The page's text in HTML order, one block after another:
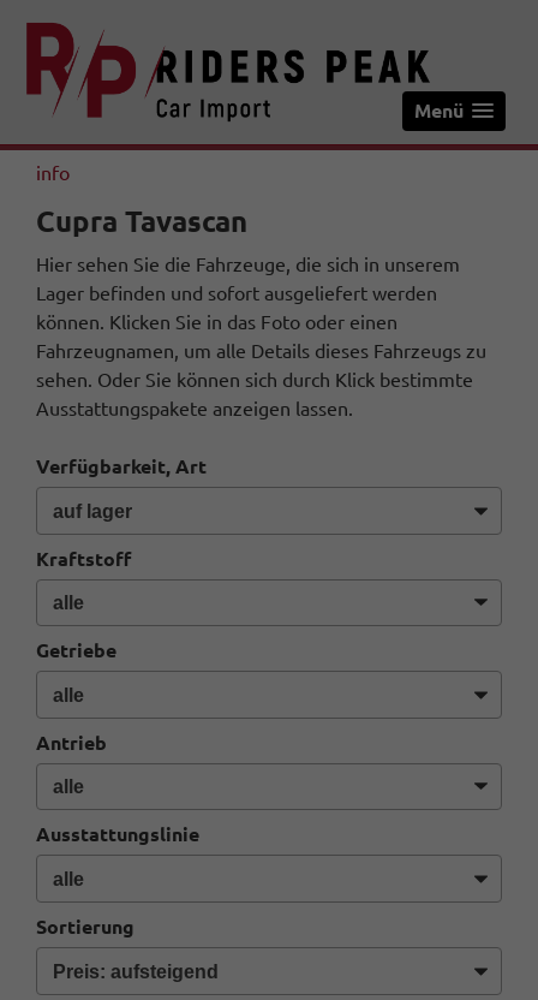
Menü
info
Cupra Tavascan
Hier sehen Sie die Fahrzeuge, die sich in unserem
Lager befinden und sofort ausgeliefert werden
können. Klicken Sie in das Foto oder einen
Fahrzeugnamen, um alle Details dieses Fahrzeugs zu
sehen. Oder Sie können sich durch Klick bestimmte
Ausstattungspakete anzeigen lassen.
Verfügbarkeit, Art
Kraftstoff
Getriebe
Antrieb
Ausstattungslinie
Sortierung